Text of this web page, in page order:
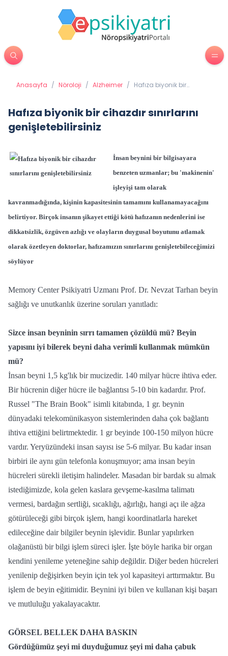
Anasayfa / Nöroloji / Alzheimer / Hafıza biyonik bir
Hafıza biyonik bir cihazdır sınırlarını
genişletebilirsiniz
İnsan beynini bir bilgisayara
benzeten uzmanlar; bu 'makinenin'
işleyişi tam olarak
kavranmadığında, kişinin kapasitesinin tamamını kullanamayacağını
belirtiyor. Birçok insanın şikayet ettiği kötü hafızanın nedenlerini ise
dikkatsizlik, özgüven azlığı ve olayların duygusal boyutunu atlamak
olarak özetleyen doktorlar, hafızamızın sınırlarını genişletebileceğimizi
söylüyor
Memory Center Psikiyatri Uzmanı Prof. Dr. Nevzat Tarhan beyin
sağlığı ve unutkanlık üzerine soruları yanıtladı:
Sizce insan beyninin sırrı tamamen çözüldü mü? Beyin
yapısını iyi bilerek beyni daha verimli kullanmak mümkün
mü?
İnsan beyni 1,5 kg'lık bir mucizedir. 140 milyar hücre ihtiva eder.
Bir hücrenin diğer hücre ile bağlantısı 5-10 bin kadardır. Prof.
Russel "The Brain Book" isimli kitabında, 1 gr. beynin
dünyadaki telekomünikasyon sistemlerinden daha çok bağlantı
ihtiva ettiğini belirtmektedir. 1 gr beyinde 100-150 milyon hücre
vardır. Yeryüzündeki insan sayısı ise 5-6 milyar. Bu kadar insan
birbiri ile aynı gün telefonla konuşmuyor; ama insan beyin
hücreleri sürekli iletişim halindeler. Masadan bir bardak su almak
istediğimizde, kola gelen kaslara gevşeme-kasılma talimatı
vermesi, bardağın sertliği, sıcaklığı, ağırlığı, hangi açı ile ağza
götürüleceği gibi birçok işlem, hangi koordinatlarla hareket
edileceğine dair bilgiler beynin işlevidir. Bunlar yapılırken
olağanüstü bir bilgi işlem süreci işler. İşte böyle harika bir organ
kendini yenileme yeteneğine sahip değildir. Diğer beden hücreleri
yenilenip değişirken beyin için tek yol kapasiteyi arttırmaktır. Bu
işlem de beyin eğitimidir. Beynini iyi bilen ve kullanan kişi başarı
ve mutluluğu yakalayacaktır.
GÖRSEL BELLEK DAHA BASKIN
Gördüğümüz şeyi mi duyduğumuz şeyi mi daha çabuk